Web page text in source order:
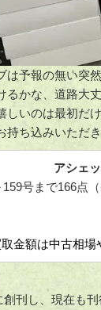
は予報の無い突
るかな、道路大
しいのは最初だ
持ち込みいただ
アシェ
159号まで166点
金額は中古相場
創刊し、現在も